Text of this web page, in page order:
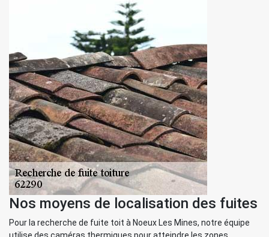
Nos moyens de localisation des fuites
Pour la recherche de fuite toit à Noeux Les Mines, notre équipe